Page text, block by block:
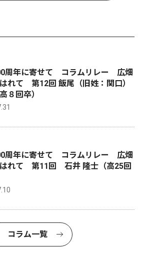
周年に寄せて コラムリレー 広畑
れて 第12回 飯尾（旧姓：関口）
８回卒）
周年に寄せて コラムリレー 広畑
れて 第11回 石井 隆士（高25回
コラム一覧